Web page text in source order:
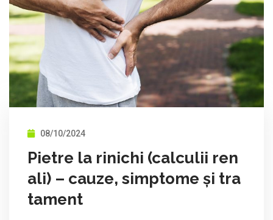
08/10/2024
Pietre la rinichi (calculii ren
ali) – cauze, simptome și tra
tament